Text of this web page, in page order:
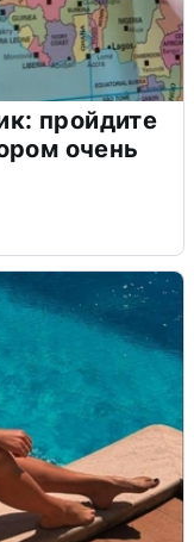
пройдите
очень